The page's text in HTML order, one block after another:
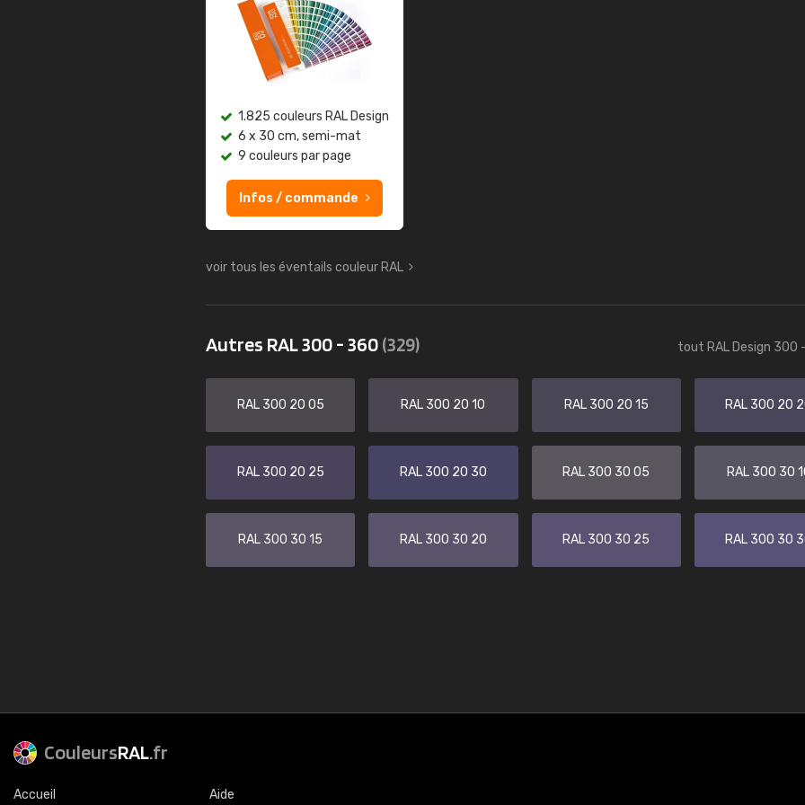
1.825 couleurs RAL Design
6 x 30 cm, semi-mat
9 couleurs par page
Infos / commande
voir tous les éventails couleur RAL
Autres RAL 300 - 360(329) tout RAL Design 300
RAL 300 20 05 RAL 300 20 10 RAL 300 20 15 RAL 300 20
RAL 300 20 25 RAL 300 20 30 RAL 300 30 05 RAL 300 30
RAL 300 30 15 RAL 300 30 20 RAL 300 30 25 RAL 300 30
CouleursRAL.fr
Accueil Aide